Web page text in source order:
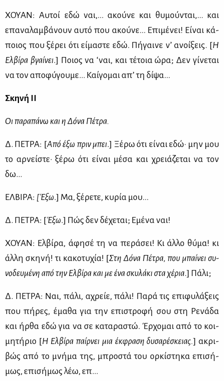
ΧΟΥΑΝ: Αυ­τοί εδώ ναι,… ακού­νε και θυ­μού­νται,… και
επα­να­λαμ­βά­νουν αυ­τό που ακού­νε… Επι­μέ­νει! Εί­ναι κά­
ποιος που ξέ­ρει ότι εί­μα­στε εδώ. Πή­γαι­νε ν’ ανοί­ξεις. [Η
Ελ­βί­ρα βγαί­νει.] Ποιος να ‘ναι, και τέ­τοια ώρα; Δεν γί­νε­ται
να τον απο­φύ­γου­με… Καί­γο­μαι απ’ τη δί­ψα…
Σκη­νή ΙΙ
Οι πα­ρα­πά­νω και η Δό­να Πέ­τρα.
Δ. ΠΕ­ΤΡΑ: [Από έξω πριν μπει.] Ξέ­ρω ότι εί­ναι εδώ· μην μου
το αρ­νεί­στε· ξέ­ρω ότι εί­ναι μέ­σα και χρειά­ζε­ται να τον
δω…
ΕΛ­ΒΙ­ΡΑ: [Έξω.] Μα, ξέ­ρε­τε, κυ­ρία μου…
Δ. ΠΕ­ΤΡΑ: [Έξω.] Πώς δεν δέ­χε­ται; Εμέ­να ναι!
ΧΟΥΑΝ: Ελ­βί­ρα, άφη­σέ τη να πε­ρά­σει! Κι άλ­λο θύ­μα! κι
άλ­λη σκη­νή! τι κα­κο­τυ­χία! [Στη Δό­να Πέ­τρα, που μπαί­νει συ­
νο­δευ­μέ­νη από την Ελ­βί­ρα και με ένα σκυ­λά­κι στα χέ­ρια.] Πά­λι;
Δ. ΠΕ­ΤΡΑ: Ναι, πά­λι, αχρείε, πά­λι! Πα­ρά τις επι­φυ­λά­ξεις
που πή­ρες, έμα­θα για την επι­στρο­φή σου στη Ρε­νά­δα
και ήρ­θα εδώ για να σε κα­τα­ρα­στώ. Έρ­χο­μαι από το κοι­
μη­τή­ριο [Η Ελ­βί­ρα παίρ­νει μια έκ­φρα­ση δυ­σα­ρέ­σκειας.] ακρι­
βώς από το μνή­μα της, μπρο­στά του ορ­κί­στη­κα επι­σή­
μως, επι­σή­μως λέω, επ…